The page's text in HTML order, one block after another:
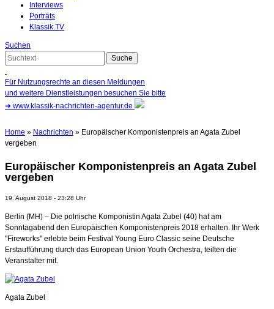
Interviews
Porträts
Klassik.TV
Suchen
Für Nutzungsrechte an diesen Meldungen
und weitere Dienstleistungen besuchen Sie bitte
➜ www.klassik-nachrichten-agentur.de
Home » Nachrichten » Europäischer Komponistenpreis an Agata Zubel
vergeben
Europäischer Komponistenpreis an Agata Zubel
vergeben
19. August 2018 - 23:28 Uhr
Berlin (MH) – Die polnische Komponistin Agata Zubel (40) hat am
Sonntagabend den Europäischen Komponistenpreis 2018 erhalten. Ihr Werk
"Fireworks" erlebte beim Festival Young Euro Classic seine Deutsche
Erstaufführung durch das European Union Youth Orchestra, teilten die
Veranstalter mit.
Agata Zubel